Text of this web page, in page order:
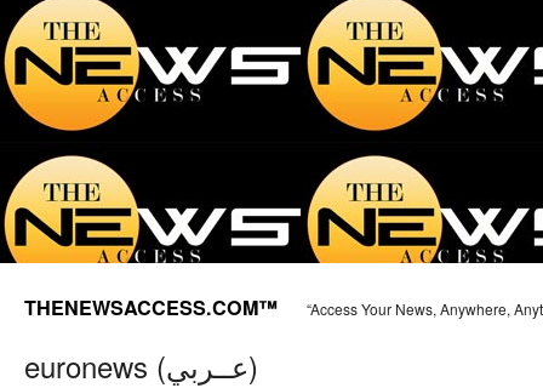
THENEWSACCESS.COM™ “Access Your News, Anywhere,
euronews (عــربي)